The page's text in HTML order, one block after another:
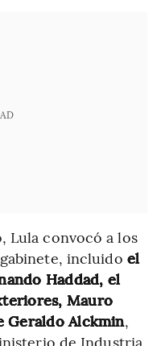
Lula convocó a los
incluido el
Haddad, el
Mauro
Geraldo Alckmin,
de Industria